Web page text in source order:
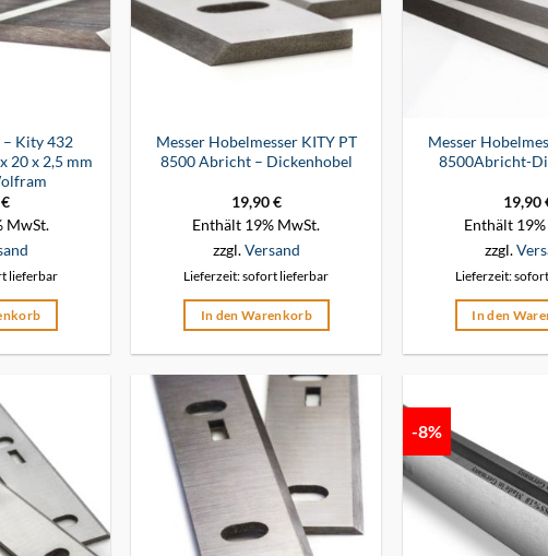
– Kity 432
20 x 2,5 mm
€
MwSt.
lieferbar
Messer Hobelmesser KITY PT
8500 Abricht – Dickenhobel
19,90€
Enthält 19% MwSt.
zzgl.Versand
Lieferzeit: sofort lieferbar
In den Warenkorb
Messer
8500Abricht-
19,90
Enthält
zzgl.
Lieferzeit:
In den
-8%